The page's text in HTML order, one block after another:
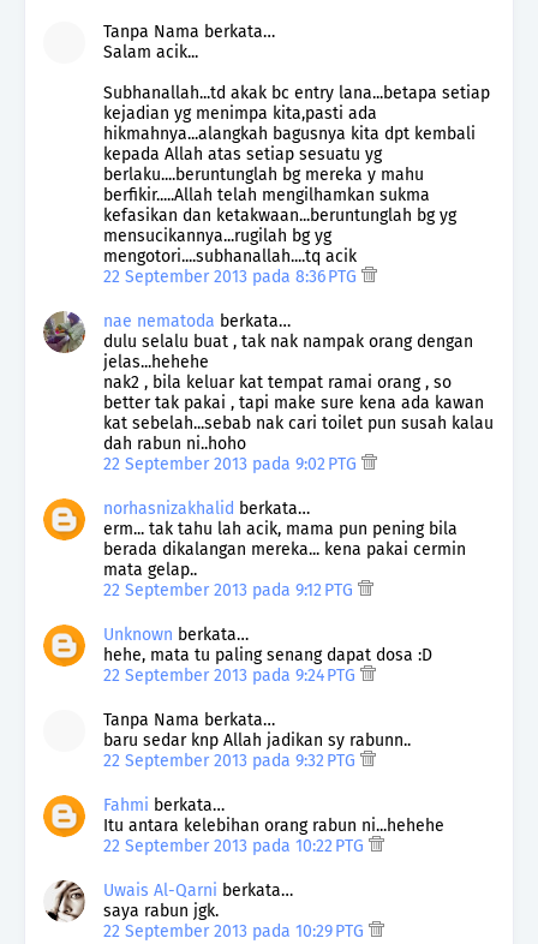
Tanpa Nama berkata…
Salam acik...
Subhanallah...td akak bc entry lana...betapa setiap
kejadian yg menimpa kita,pasti ada
hikmahnya...alangkah bagusnya kita dpt kembali
kepada Allah atas setiap sesuatu yg
berlaku....beruntunglah bg mereka y mahu
berfikir.....Allah telah mengilhamkan sukma
kefasikan dan ketakwaan...beruntunglah bg yg
mensucikannya...rugilah bg yg
mengotori....subhanallah....tq acik
22 September 2013 pada 8:36 PTG
nae nematoda berkata…
dulu selalu buat , tak nak nampak orang dengan
jelas...hehehe
nak2 , bila keluar kat tempat ramai orang , so
better tak pakai , tapi make sure kena ada kawan
kat sebelah...sebab nak cari toilet pun susah kalau
dah rabun ni..hoho
22 September 2013 pada 9:02 PTG
norhasnizakhalid berkata…
erm... tak tahu lah acik, mama pun pening bila
berada dikalangan mereka... kena pakai cermin
mata gelap..
22 September 2013 pada 9:12 PTG
Unknown berkata…
hehe, mata tu paling senang dapat dosa :D
22 September 2013 pada 9:24 PTG
Tanpa Nama berkata…
baru sedar knp Allah jadikan sy rabunn..
22 September 2013 pada 9:32 PTG
Fahmi berkata…
Itu antara kelebihan orang rabun ni...hehehe
22 September 2013 pada 10:22 PTG
Uwais Al-Qarni berkata…
saya rabun jgk.
22 September 2013 pada 10:29 PTG